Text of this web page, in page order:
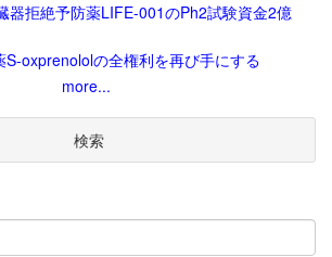
器拒絶予防薬LIFE-001のPh2試験資金2億
oxprenololの全権利を再び手にする
more...
検索